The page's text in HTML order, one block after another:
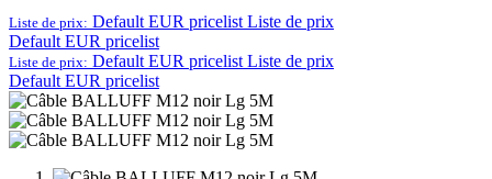
Liste de prix: Default EUR pricelist Liste de prix
Default EUR pricelist
Liste de prix: Default EUR pricelist Liste de prix
Default EUR pricelist